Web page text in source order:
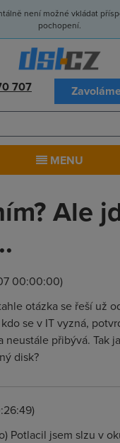
není možné vkládat
pochopení.
707
MENU
Ale
00:00:00)
otázka se řeší už
se v IT vyzná,
neustále přibývá. Tak
disk?
Potlacil jsem slzu v